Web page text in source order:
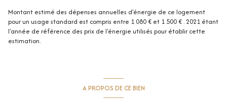
Montant estimé des dépenses annuelles d'énergie de ce logement
pour un usage standard est compris entre 1 080 € et 1 500 € . 2021 étant
l'année de référence des prix de l'énergie utilisés pour établir cette
estimation.
A PROPOS DE CE BIEN